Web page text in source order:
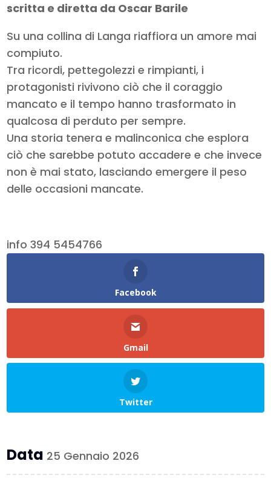
scritta e diretta da Oscar Barile
Su una collina di Langa riaffiora un amore mai
compiuto.
Tra ricordi, pettegolezzi e rimpianti, i
protagonisti rivivono ciò che il coraggio
mancato e il tempo hanno trasformato in
qualcosa di perduto per sempre.
Una storia tenera e malinconica che esplora
ciò che sarebbe potuto accadere e che invece
non è mai stato, lasciando emergere il peso
delle occasioni mancate.
info 394 5454766
Facebook
Gmail
Twitter
Data 25 Gennaio 2026